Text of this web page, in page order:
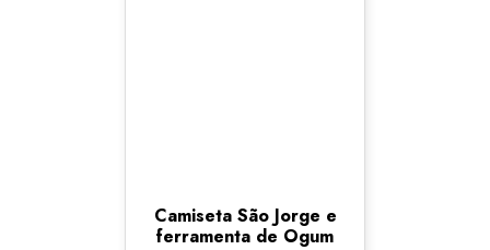
Camiseta São Jorge e
ferramenta de Ogum